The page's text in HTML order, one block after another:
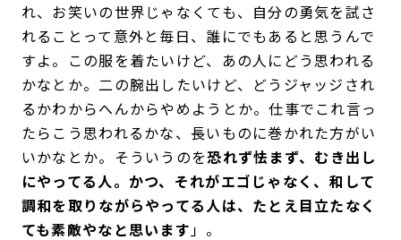
れ、お笑いの世界じゃなくても、自分の勇気を試さ
れることって意外と毎日、誰にでもあると思うんで
すよ。この服を着たいけど、あの人にどう思われる
かなとか。二の腕出したいけど、どうジャッジされ
るかわからへんからやめようとか。仕事でこれ言っ
たらこう思われるかな、長いものに巻かれた方がい
いかなとか。そういうのを恐れず怯まず、むき出し
にやってる人。かつ、それがエゴじゃなく、和して
調和を取りながらやってる人は、たとえ目立たなく
ても素敵やなと思います」。